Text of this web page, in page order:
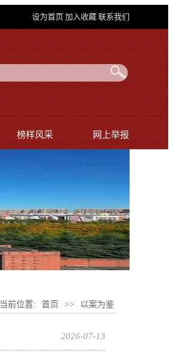
设为首页 加入收藏 联系我们
榜样风采 网上举报
当前位置: 首页 >> 以案为鉴
2026-07-13